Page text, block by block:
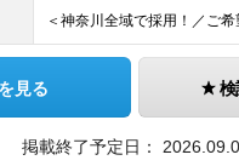
見る 検
掲載終了予定日：